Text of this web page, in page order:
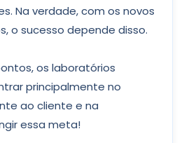
Na verdade, com os novos
o sucesso depende disso.
os laboratórios
principalmente no
ao cliente e na
essa meta!